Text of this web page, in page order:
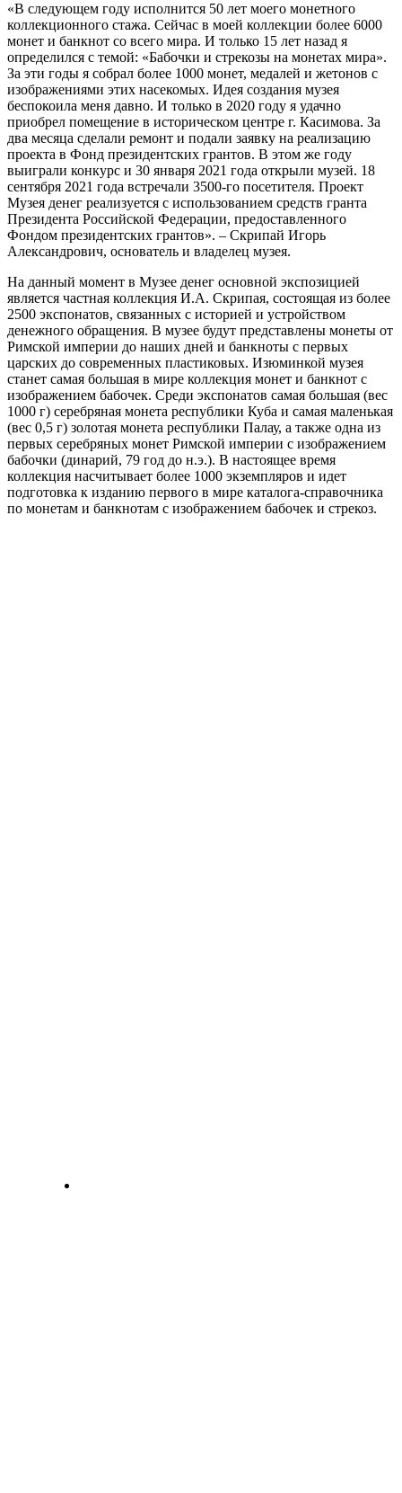
«В следующем году исполнится 50 лет моего монетного
коллекционного стажа. Сейчас в моей коллекции более 6000
монет и банкнот со всего мира. И только 15 лет назад я
определился с темой: «Бабочки и стрекозы на монетах мира».
За эти годы я собрал более 1000 монет, медалей и жетонов с
изображениями этих насекомых. Идея создания музея
беспокоила меня давно. И только в 2020 году я удачно
приобрел помещение в историческом центре г. Касимова. За
два месяца сделали ремонт и подали заявку на реализацию
проекта в Фонд президентских грантов. В этом же году
выиграли конкурс и 30 января 2021 года открыли музей. 18
сентября 2021 года встречали 3500-го посетителя. Проект
Музея денег реализуется с использованием средств гранта
Президента Российской Федерации, предоставленного
Фондом президентских грантов». – Скрипай Игорь
Александрович, основатель и владелец музея.
На данный момент в Музее денег основной экспозицией
является частная коллекция И.А. Скрипая, состоящая из более
2500 экспонатов, связанных с историей и устройством
денежного обращения. В музее будут представлены монеты от
Римской империи до наших дней и банкноты с первых
царских до современных пластиковых. Изюминкой музея
станет самая большая в мире коллекция монет и банкнот с
изображением бабочек. Среди экспонатов самая большая (вес
1000 г) серебряная монета республики Куба и самая маленькая
(вес 0,5 г) золотая монета республики Палау, а также одна из
первых серебряных монет Римской империи с изображением
бабочки (динарий, 79 год до н.э.). В настоящее время
коллекция насчитывает более 1000 экземпляров и идет
подготовка к изданию первого в мире каталога-справочника
по монетам и банкнотам с изображением бабочек и стрекоз.